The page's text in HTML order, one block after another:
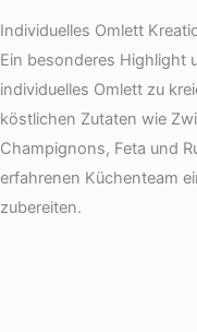
Individuelles Omlett
Ein besonderes Highlight
individuelles Omlett zu
köstlichen Zutaten wie
Champignons, Feta und
erfahrenen Küchenteam
zubereiten.